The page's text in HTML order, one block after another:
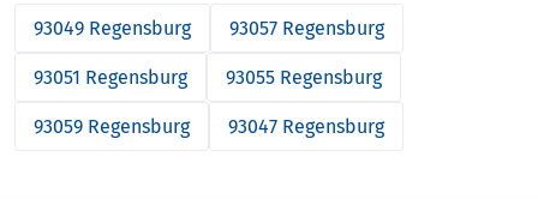
93049 Regensburg 93057 Regensburg
93051 Regensburg 93055 Regensburg
93059 Regensburg 93047 Regensburg